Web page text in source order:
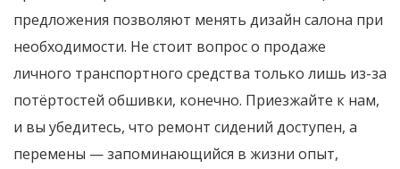
предложения позволяют менять дизайн салона при
необходимости. Не стоит вопрос о продаже
личного транспортного средства только лишь из-за
потёртостей обшивки, конечно. Приезжайте к нам,
и вы убедитесь, что ремонт сидений доступен, а
перемены — запоминающийся в жизни опыт,